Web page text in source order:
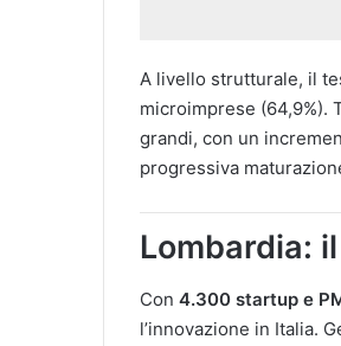
A livello strutturale, il
microimprese (64,9%).
grandi, con un
progressiva
Lombardia:
Con 4.300 startup e
l’innovazione in Italia.